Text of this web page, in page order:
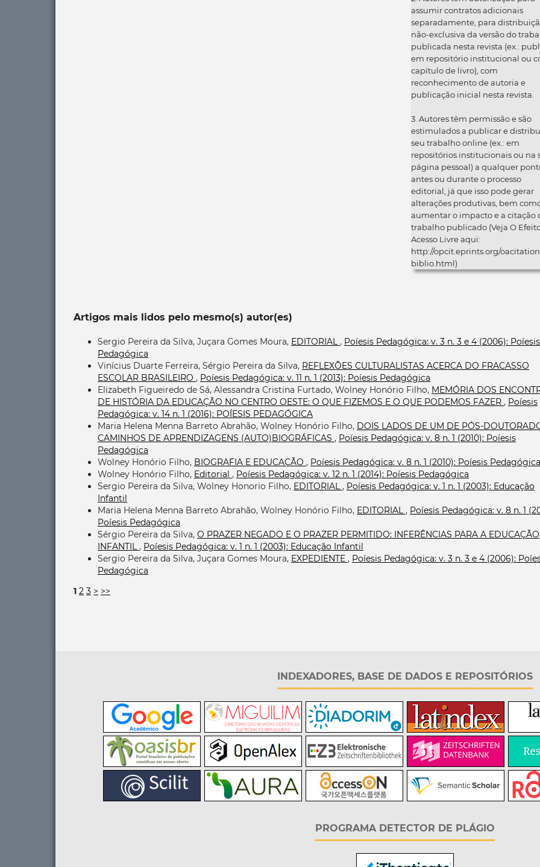
assumir contratos adicionais
separadamente, para
não-exclusiva da versão do
publicada nesta revista (ex.:
em repositório institucional ou
capítulo de livro), com
reconhecimento de autoria e
publicação inicial nesta revista.
3. Autores têm permissão e são
estimulados a publicar e
seu trabalho online (ex.: em
repositórios institucionais ou na
página pessoal) a qualquer
antes ou durante o processo
editorial, já que isso pode gerar
alterações produtivas, bem
aumentar o impacto e a citação
trabalho publicado (Veja O
Acesso Livre aqui:
http://opcit.eprints.org/
biblio.html)
Artigos mais lidos pelo mesmo(s) autor(es)
Sergio Pereira da Silva, Juçara Gomes Moura, EDITORIAL, Poíesis Pedagógica: v. 3 n. 3 e 4 (2006): Poíesis
Pedagógica
Vinícius Duarte Ferreira, Sérgio Pereira da Silva, REFLEXÕES CULTURALISTAS ACERCA DO FRACASSO
ESCOLAR BRASILEIRO , Poíesis Pedagógica: v. 11 n. 1 (2013): Poíesis Pedagógica
Elizabeth Figueiredo de Sá, Alessandra Cristina Furtado, Wolney Honório Filho, MEMÓRIA DOS
DE HISTÓRIA DA EDUCAÇÃO NO CENTRO OESTE: O QUE FIZEMOS E O QUE PODEMOS FAZER , Poíesis
Pedagógica: v. 14 n. 1 (2016): POÍESIS PEDAGÓGICA
Maria Helena Menna Barreto Abrahão, Wolney Honório Filho, DOIS LADOS DE UM DE PÓS-
CAMINHOS DE APRENDIZAGENS (AUTO)BIOGRÁFICAS , Poíesis Pedagógica: v. 8 n. 1 (2010): Poíesis
Pedagógica
Wolney Honório Filho, BIOGRAFIA E EDUCAÇÃO , Poíesis Pedagógica: v. 8 n. 1 (2010): Poíesis Pedagógica
Wolney Honório Filho, Editorial , Poíesis Pedagógica: v. 12 n. 1 (2014): Poíesis Pedagógica
Sergio Pereira da Silva, Wolney Honorio Filho, EDITORIAL, Poíesis Pedagógica: v. 1 n. 1 (2003): Educação
Infantil
Maria Helena Menna Barreto Abrahão, Wolney Honório Filho, EDITORIAL, Poíesis Pedagógica: v. 8 n. 1
Poíesis Pedagógica
Sérgio Pereira da Silva, O PRAZER NEGADO E O PRAZER PERMITIDO: INFERÊNCIAS PARA A EDUCAÇÃO
INFANTIL, Poíesis Pedagógica: v. 1 n. 1 (2003): Educação Infantil
Sergio Pereira da Silva, Juçara Gomes Moura, EXPEDIENTE , Poíesis Pedagógica: v. 3 n. 3 e 4 (2006):
Pedagógica
1 2 3 > >>
INDEXADORES, BASE DE DADOS E REPOSITÓRIOS
PROGRAMA DETECTOR DE PLÁGIO